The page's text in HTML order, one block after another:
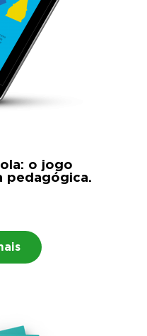
o jogo
pedagógica.